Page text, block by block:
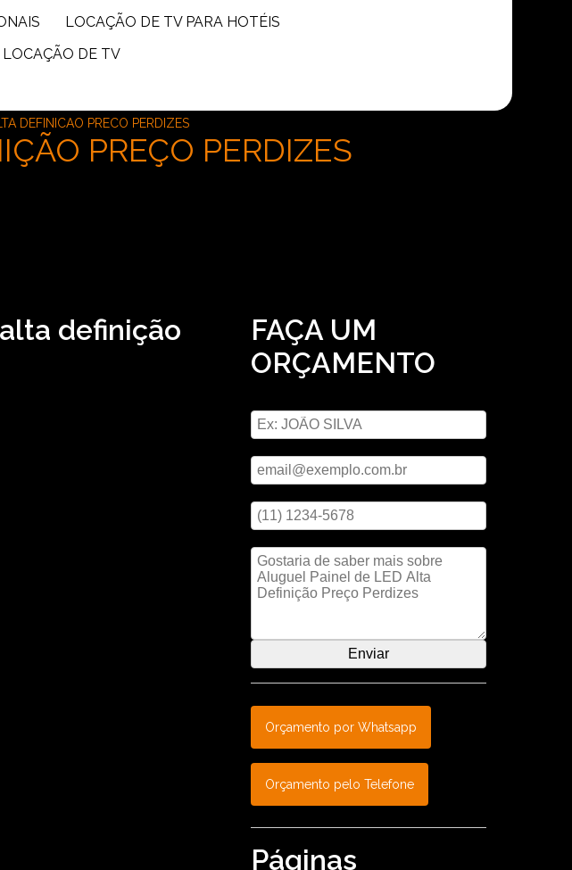
LOCAÇÃO DE TV PARA HOTÉIS
LOCAÇÃO DE TV
DEFINICAO PRECO PERDIZES
PREÇO PERDIZES
definição
FAÇA UM
ORÇAMENTO
Orçamento por Whatsapp
Orçamento pelo Telefone
Páginas